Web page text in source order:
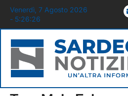
Venerdì, 7 Agosto 2026
- 5:26:27